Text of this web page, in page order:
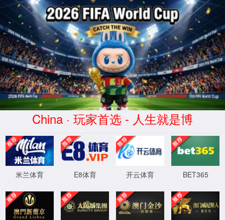
足球数据网站章程解释程序
时间：2024-11-28 设置